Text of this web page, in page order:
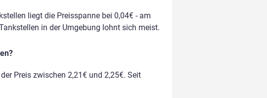
liegt die Preisspanne bei 0,04€ - am
in der Umgebung lohnt sich meist.
Preis zwischen 2,21€ und 2,25€. Seit